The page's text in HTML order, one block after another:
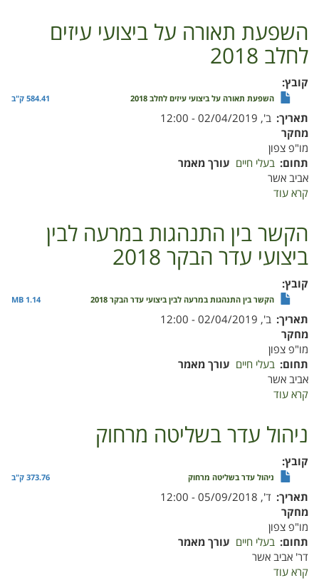
הבקר
הלל
5.03.19,11.03.19
השפעת תאורה על ביצועי עיזים
לחלב 2018
קובץ
השפעת תאורה על ביצועי עיזים לחלב 2018 584.41 ק"ב
תאריך ב', 02/04/2019 - 12:00
מחקר
מו"פ צפון
תחום בעלי חיים עורך מאמר
אביב אשר
קרא עוד
על
ביצועי
עיזים
2018
הקשר בין התנהגות במרעה לבין
ביצועי עדר הבקר 2018
קובץ
הקשר בין התנהגות במרעה לבין ביצועי עדר הבקר 2018 1.14 MB
תאריך ב', 02/04/2019 - 12:00
מחקר
מו"פ צפון
תחום בעלי חיים עורך מאמר
אביב אשר
קרא עוד
בין
התנהגות
ביצועי
עדר
2018
ניהול עדר בשליטה מרחוק
קובץ
ניהול עדר בשליטה מרחוק 373.76 ק"ב
תאריך ד', 05/09/2018 - 12:00
מחקר
מו"פ צפון
תחום בעלי חיים עורך מאמר
דר' אביב אשר
קרא עוד